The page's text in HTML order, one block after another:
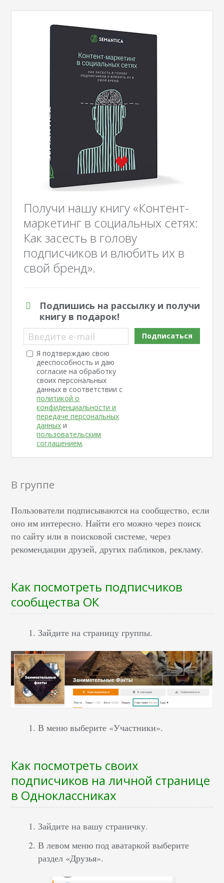
Получи нашу книгу «Контент-
маркетинг в социальных сетях:
Как засесть в голову
подписчиков и влюбить их в
свой бренд».
Подпишись на рассылку и получи
книгу в подарок!
Введите e-mail
Я подтверждаю свою
дееспособность и даю
согласие на обработку
своих персональных
данных в соответствии с
политикой о
конфиденциальности и
передаче персональных
данных и
пользовательским
соглашением.
Подписаться
В группе
Пользователи подписываются на сообщество, если
оно им интересно. Найти его можно через поиск
по сайту или в поисковой системе, через
рекомендации друзей, других пабликов, рекламу.
Как посмотреть подписчиков
сообщества ОК
Зайдите на страницу группы.
В меню выберите «Участники».
Как посмотреть своих
подписчиков на личной странице
в Одноклассниках
Зайдите на вашу страничку.
В левом меню под аватаркой выберите
раздел «Друзья».